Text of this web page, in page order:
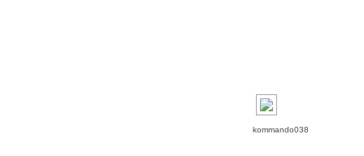
kommando038